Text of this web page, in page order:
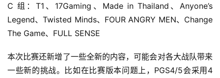
C 组：T1、17Gaming、Made in Thailand、Anyone’s
Legend、Twisted Minds、FOUR ANGRY MEN、Change
The Game、FULL SENSE
本次比赛还新增了一些全新的内容，可能会对各大战队带来
一些新的挑战。比如在比赛版本问题上，PGS4/5会采用4